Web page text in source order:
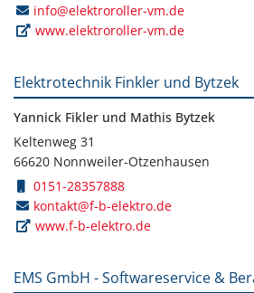
info@elektroroller-vm.de
www.elektroroller-vm.de
Elektrotechnik Finkler und Bytzek
Yannick Fikler und Mathis Bytzek
Keltenweg 31
66620 Nonnweiler-Otzenhausen
0151-28357888
kontakt@f-b-elektro.de
www.f-b-elektro.de
EMS GmbH - Softwareservice &